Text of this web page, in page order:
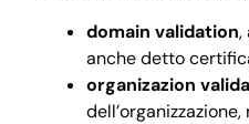
domain validation,
anche detto
organizazion